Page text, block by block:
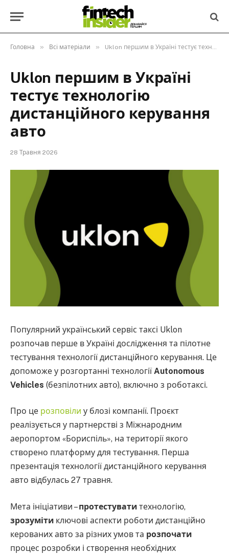
Головна » Всі матеріали » Uklon першим в Україні тестує технологію дистанційного керування авто
Uklon першим в Україні
тестує технологію
дистанційного керування
авто
28 Травня 2026
Популярний український сервіс таксі Uklon
розпочав перше в Україні дослідження та пілотне
тестування технології дистанційного керування. Це
допоможе у розгортанні технології Autonomous
Vehicles (безпілотних авто), включно з роботаксі.
Про це розповіли у блозі компанії. Проєкт
реалізується у партнерстві з Міжнародним
аеропортом «Бориспіль», на території якого
створено платформу для тестування. Перша
презентація технології дистанційного керування
авто відбулась 27 травня.
Мета ініціативи –протестувати технологію,
зрозуміти ключові аспекти роботи дистанційно
керованих авто за різних умов та розпочати
процес розробки і створення необхідних